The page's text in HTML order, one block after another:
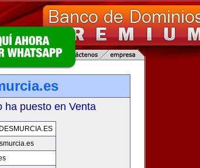
ha puesto en Venta